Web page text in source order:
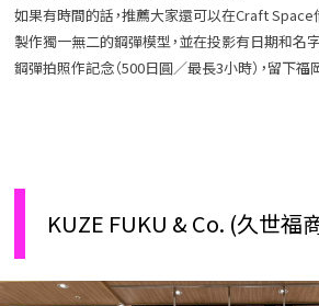
如果有時間的話，推薦大家還可以在Craft Space
製作獨一無二的鋼彈模型，並在投影有日期和名
鋼彈拍照作記念（500日圓／最長3小時），留下福
KUZE FUKU & Co. (久世福